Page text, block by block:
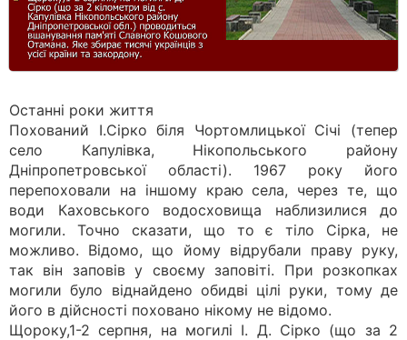
Останні роки життя
Похований І.Сірко біля Чортомлицької Січі (тепер
село Капулівка, Нікопольського району
Дніпропетровської області). 1967 року його
перепоховали на іншому краю села, через те, що
води Каховського водосховища наблизилися до
могили. Точно сказати, що то є тіло Сірка, не
можливо. Відомо, що йому відрубали праву руку,
так він заповів у своєму заповіті. При розкопках
могили було віднайдено обидві цілі руки, тому де
його в дійсності поховано нікому не відомо.
Щороку,1-2 серпня, на могилі І. Д. Сірко (що за 2